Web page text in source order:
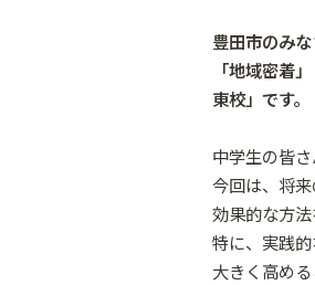
豊田市のみな
「地域密着
東校」です。
中学生の皆
今回は、将
効果的な方法
特に、実践
大きく高める